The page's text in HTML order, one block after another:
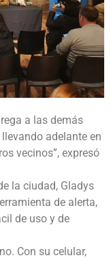
a las demás
adelante en
vecinos”, expresó
la ciudad, Gladys
de alerta,
de uso y de
Con su celular,